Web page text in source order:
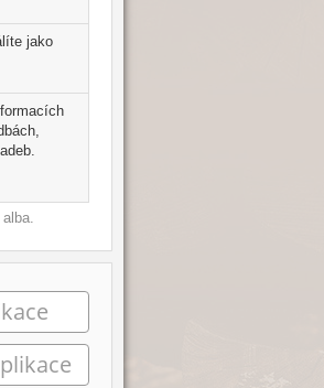
jako